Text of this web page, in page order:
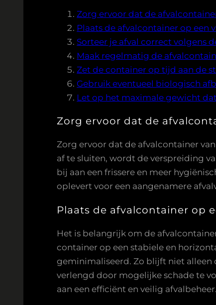
Zorg ervoor dat de
Plaats de afvalcontainer op
Sorteer je afval correct volgens
Maak regelmatig de
Zet de container op tijd aan de
Gebruik eventueel biologisch
Let op het maximale gewicht
Zorg ervoor dat de
Zorg ervoor dat de afvalcontainer
af te sluiten, wordt de verspreiding
bij aan een frissere en meer
oplevert voor een aangenamere
Plaats de afvalcontainer op
Het is belangrijk om de
container op een stabiele en
geminimaliseerd. Zo blijft niet alleen
verlengd door mogelijke schade te
aan een efficiënt en veilig afvalbeheer.